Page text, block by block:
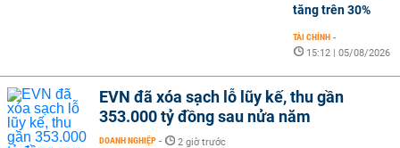
tăng trên 30%
TÀI CHÍNH -
15:12 | 05/08/2026
EVN đã xóa sạch lỗ lũy kế, thu gần
353.000 tỷ đồng sau nửa năm
DOANH NGHIỆP - 2 giờ trước